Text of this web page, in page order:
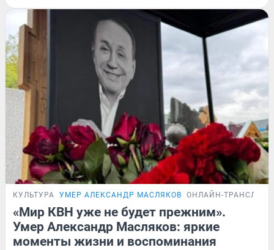
КУЛЬТУРА УМЕР АЛЕКСАНДР МАСЛЯКОВ ОНЛАЙН-
«Мир КВН уже не будет прежним».
Умер Александр Масляков: яркие
моменты жизни и воспоминания